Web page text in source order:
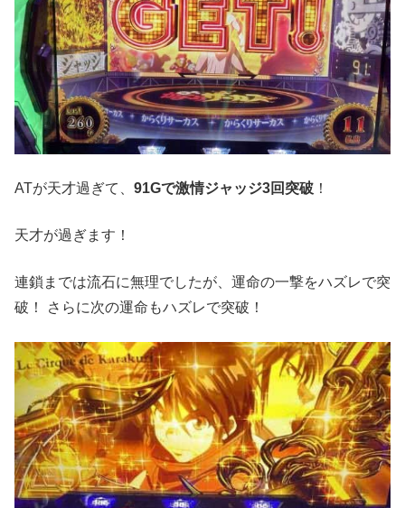
ATが天才過ぎて、 91Gで激情ジャッジ3回突破 ！
天才が過ぎます！
連鎖までは流石に無理でしたが、運命の一撃をハズレで突
破！ さらに次の運命もハズレで突破！